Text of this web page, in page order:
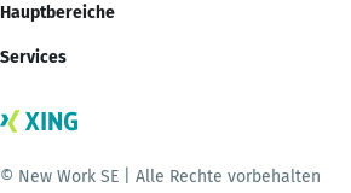
Hauptbereiche
Services
© New Work SE | Alle Rechte vorbehalten